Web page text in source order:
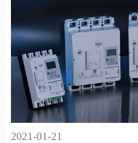
2021-01-21